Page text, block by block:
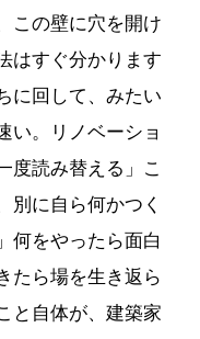
この壁に穴を開け
はすぐ分かります
に回して、みたい
い。リノベーショ
度読み替える」こ
別に自ら何かつく
何をやったら面白
たら場を生き返ら
と自体が、建築家